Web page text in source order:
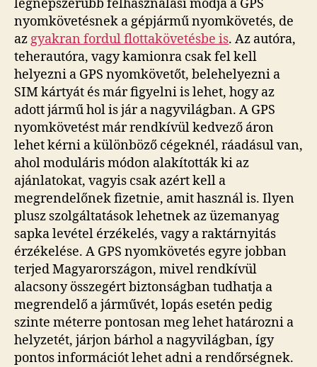
legnépszerűbb felhasználási módja a GPS
nyomkövetésnek a gépjármű nyomkövetés, de
azgyakran fordul flottakövetésbe is. Az autóra,
teherautóra, vagy kamionra csak fel kell
helyezni a GPS nyomkövetőt, belehelyezni a
SIM kártyát és már figyelni is lehet, hogy az
adott jármű hol is jár a nagyvilágban. A GPS
nyomkövetést már rendkívül kedvező áron
lehet kérni a különböző cégeknél, ráadásul van,
ahol moduláris módon alakították ki az
ajánlatokat, vagyis csak azért kell a
megrendelőnek fizetnie, amit használ is. Ilyen
plusz szolgáltatások lehetnek az üzemanyag
sapka levétel érzékelés, vagy a raktárnyitás
érzékelése. A GPS nyomkövetés egyre jobban
terjed Magyarországon, mivel rendkívül
alacsony összegért biztonságban tudhatja a
megrendelő a járművét, lopás esetén pedig
szinte méterre pontosan meg lehet határozni a
helyzetét, járjon bárhol a nagyvilágban, így
pontos információt lehet adni a rendőrségnek.